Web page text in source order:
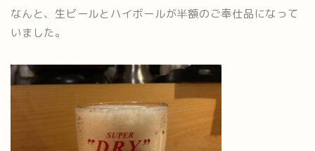
なんと、生ビールとハイボールが半額のご奉仕品になって
いました。